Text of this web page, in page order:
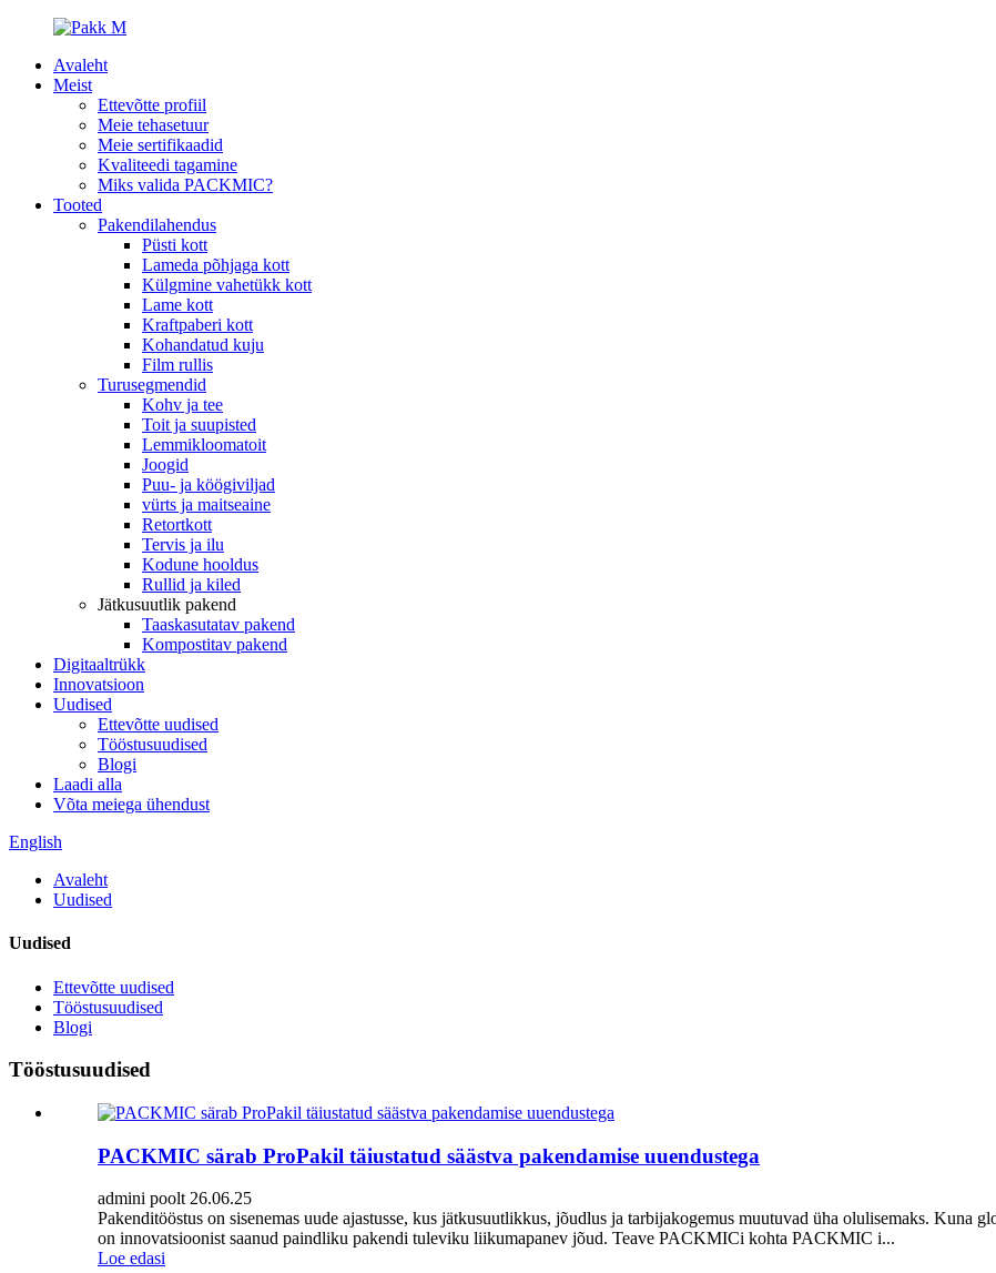
Avaleht
Meist
Ettevõtte profiil
Meie tehasetuur
Meie sertifikaadid
Kvaliteedi tagamine
Miks valida PACKMIC?
Tooted
Pakendilahendus
Püsti kott
Lameda põhjaga kott
Külgmine vahetükk kott
Lame kott
Kraftpaberi kott
Kohandatud kuju
Film rullis
Turusegmendid
Kohv ja tee
Toit ja suupisted
Lemmikloomatoit
Joogid
Puu- ja köögiviljad
vürts ja maitseaine
Retortkott
Tervis ja ilu
Kodune hooldus
Rullid ja kiled
Jätkusuutlik pakend
Taaskasutatav pakend
Kompostitav pakend
Digitaaltrükk
Innovatsioon
Uudised
Ettevõtte uudised
Tööstusuudised
Blogi
Laadi alla
Võta meiega ühendust
English
Avaleht
Uudised
Uudised
Ettevõtte uudised
Tööstusuudised
Blogi
Tööstusuudised
PACKMIC särab ProPakil täiustatud säästva pakendamise uuendustega
admini poolt 26.06.25
Pakenditööstus on sisenemas uude ajastusse, kus jätkusuutlikkus, jõudlus ja tarbijakogemus muutuvad üha olulisemaks. Kuna
on innovatsioonist saanud paindliku pakendi tuleviku liikumapanev jõud. Teave PACKMICi kohta PACKMIC i...
Loe edasi